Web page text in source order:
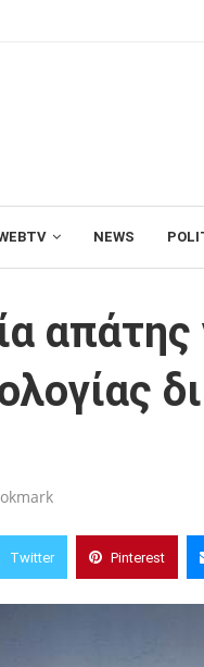
NEWS
απάτης για μήνυμα
Twitter Pinterest